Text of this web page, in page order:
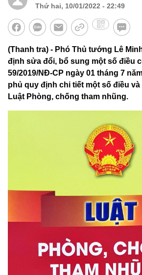
Thứ hai, 10/01/2022 - 22:49
(Thanh tra) - Phó Thủ tướng Lê
định sửa đổi, bổ sung một số điều
59/2019/NĐ-CP ngày 01 tháng 7
phủ quy định chi tiết một số điều
Luật Phòng, chống tham nhũng.